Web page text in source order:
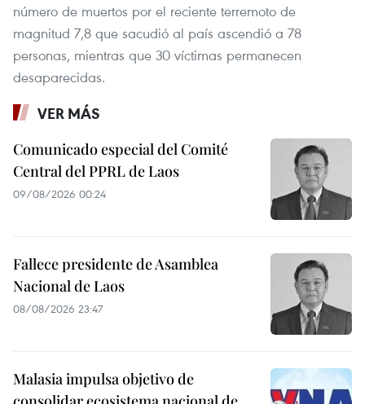
número de muertos por el reciente terremoto de
magnitud 7,8 que sacudió al país ascendió a 78
personas, mientras que 30 víctimas permanecen
desaparecidas.
VER MÁS
Comunicado especial del Comité
Central del PPRL de Laos
09/08/2026 00:24
Fallece presidente de Asamblea
Nacional de Laos
08/08/2026 23:47
Malasia impulsa objetivo de